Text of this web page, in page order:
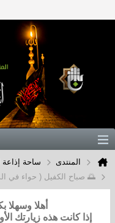
المنتدى ساحة إذاعة
🌅 صباح الكفيل ( حواء في
أهلا وسهلا
إذا كانت هذه زيارتك